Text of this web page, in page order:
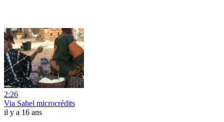
2:26
Via Sahel microcrédits
il y a 16 ans